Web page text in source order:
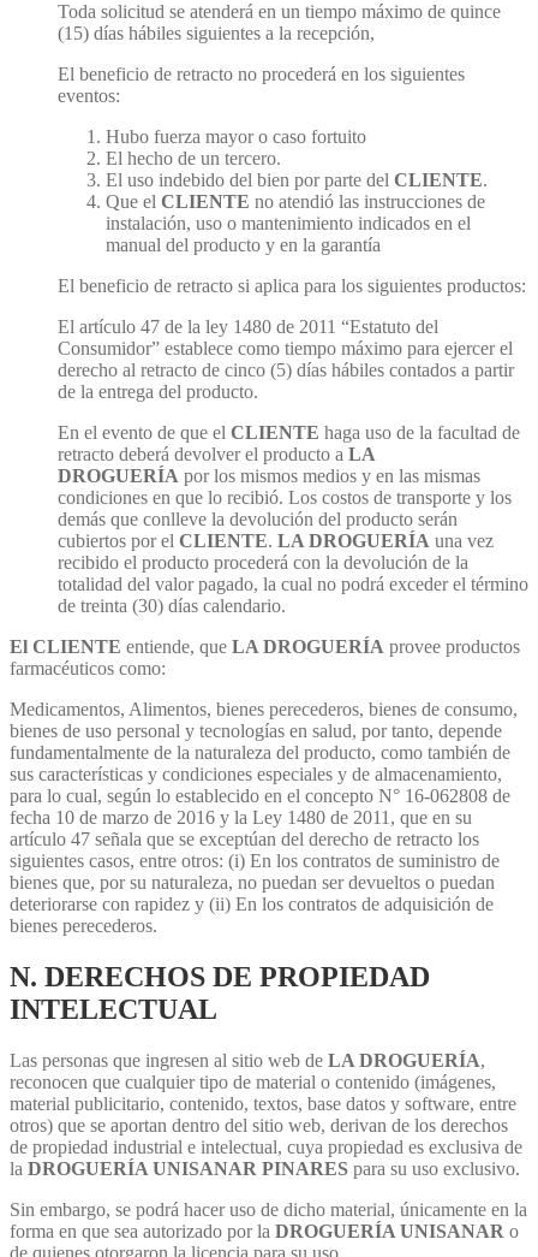
Toda solicitud se atenderá en un tiempo máximo de quince
(15) días hábiles siguientes a la recepción,
El beneficio de retracto no procederá en los siguientes
eventos:
Hubo fuerza mayor o caso fortuito
El hecho de un tercero.
El uso indebido del bien por parte del CLIENTE.
Que el CLIENTE no atendió las instrucciones de
instalación, uso o mantenimiento indicados en el
manual del producto y en la garantía
El beneficio de retracto si aplica para los siguientes productos:
El artículo 47 de la ley 1480 de 2011 “Estatuto del
Consumidor” establece como tiempo máximo para ejercer el
derecho al retracto de cinco (5) días hábiles contados a partir
de la entrega del producto.
En el evento de que el CLIENTE haga uso de la facultad de
retracto deberá devolver el producto a LA
DROGUERÍA por los mismos medios y en las mismas
condiciones en que lo recibió. Los costos de transporte y los
demás que conlleve la devolución del producto serán
cubiertos por el CLIENTE. LA DROGUERÍA una vez
recibido el producto procederá con la devolución de la
totalidad del valor pagado, la cual no podrá exceder el término
de treinta (30) días calendario.
El CLIENTE entiende, que LA DROGUERÍA provee productos
farmacéuticos como:
Medicamentos, Alimentos, bienes perecederos, bienes de consumo,
bienes de uso personal y tecnologías en salud, por tanto, depende
fundamentalmente de la naturaleza del producto, como también de
sus características y condiciones especiales y de almacenamiento,
para lo cual, según lo establecido en el concepto N° 16-062808 de
fecha 10 de marzo de 2016 y la Ley 1480 de 2011, que en su
artículo 47 señala que se exceptúan del derecho de retracto los
siguientes casos, entre otros: (i) En los contratos de suministro de
bienes que, por su naturaleza, no puedan ser devueltos o puedan
deteriorarse con rapidez y (ii) En los contratos de adquisición de
bienes perecederos.
N. DERECHOS DE PROPIEDAD
INTELECTUAL
Las personas que ingresen al sitio web de LA DROGUERÍA,
reconocen que cualquier tipo de material o contenido (imágenes,
material publicitario, contenido, textos, base datos y software, entre
otros) que se aportan dentro del sitio web, derivan de los derechos
de propiedad industrial e intelectual, cuya propiedad es exclusiva de
la DROGUERÍA UNISANAR PINARES para su uso exclusivo.
Sin embargo, se podrá hacer uso de dicho material, únicamente en la
forma en que sea autorizado por la DROGUERÍA UNISANAR o
de quienes otorgaron la licencia para su uso.